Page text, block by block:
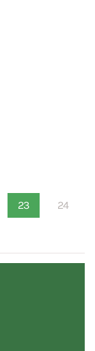
23
24